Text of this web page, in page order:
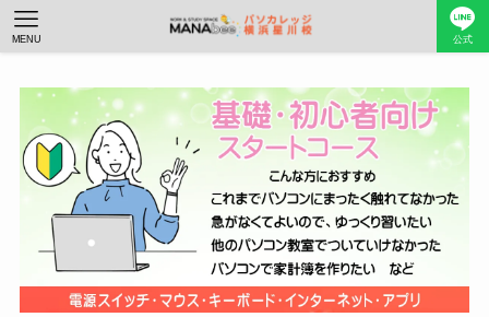
公式
MENU